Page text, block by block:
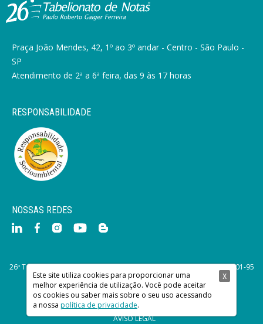
Praça João Mendes, 42, 1º ao 3º andar - Centro - São Paulo -
SP
Atendimento de 2ª a 6ª feira, das 9 às 17 horas
RESPONSABILIDADE
NOSSAS REDES
26º Tabelionato de Notas de São Paulo. © 2015 CNPJ: 45.588.233/0001-95
Desde 1964. Todos os direitos reservados.
POLÍTICA DE PRIVACIDADE
AVISO LEGAL
Este site utiliza cookies para proporcionar uma
melhor experiência de utilização. Você pode aceitar
os cookies ou saber mais sobre o seu uso acessando
a nossa política de privacidade.
X